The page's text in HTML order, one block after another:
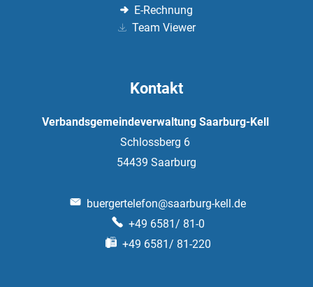
E-Rechnung
Team Viewer
Kontakt
Verbandsgemeindeverwaltung Saarburg-Kell
Schlossberg 6
54439 Saarburg
buergertelefon@saarburg-kell.de
+49 6581/ 81-0
+49 6581/ 81-220